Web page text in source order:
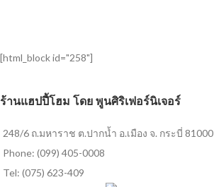
[html_block id="258"]
ร้านแฮปปี้โฮม โดย พูนศิริเฟอร์นิเจอร์
248/6 ถ.มหาราช ต.ปากน้ำ อ.เมือง จ. กระบี่ 81000
Phone: (099) 405-0008
Tel: (075) 623-409